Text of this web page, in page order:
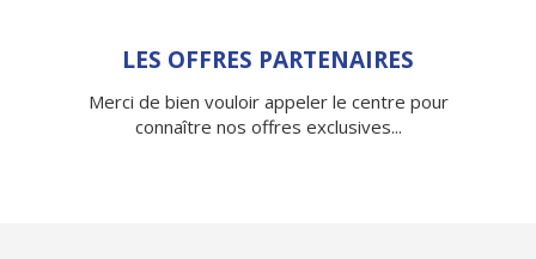
LES OFFRES PARTENAIRES
Merci de bien vouloir appeler le centre pour
connaître nos offres exclusives...